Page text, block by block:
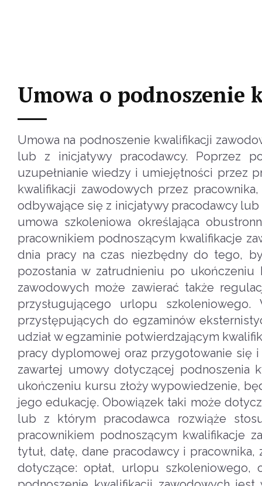
Umowa o
Umowa na podnoszenie kwalifikacji
lub z inicjatywy pracodawcy. Poprzez
uzupełnianie wiedzy i umiejętności przez
kwalifikacji zawodowych przez
odbywające się z inicjatywy pracodawcy
umowa szkoleniowa określająca
pracownikiem podnoszącym kwalifikacje
dnia pracy na czas niezbędny do tego,
pozostania w zatrudnieniu po ukończeniu
zawodowych może zawierać także
przysługującego urlopu
przystępujących do egzaminów
udział w egzaminie potwierdzającym
pracy dyplomowej oraz przygotowanie się
zawartej umowy dotyczącej
ukończeniu kursu złoży wypowiedzenie,
jego edukację. Obowiązek taki może
lub z którym pracodawca rozwiąże
pracownikiem podnoszącym kwalifikacje
tytuł, datę, dane pracodawcy i
dotyczące: opłat, urlopu